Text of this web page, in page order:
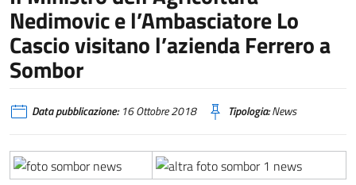
Nedimovic e l’Ambasciatore Lo
Cascio visitano l’azienda Ferrero a
Sombor
Data pubblicazione:16 Ottobre 2018 Tipologia:News